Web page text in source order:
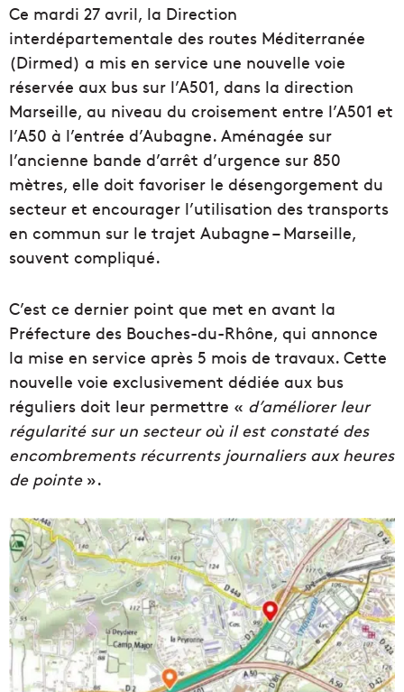
Ce mardi 27 avril, la Direction
interdépartementale des routes Méditerranée
(Dirmed) a mis en service une nouvelle voie
réservée aux bus sur l’A501, dans la direction
Marseille, au niveau du croisement entre l’A501 et
l’A50 à l’entrée d’Aubagne. Aménagée sur
l’ancienne bande d’arrêt d’urgence sur 850
mètres, elle doit favoriser le désengorgement du
secteur et encourager l’utilisation des transports
en commun sur le trajet Aubagne – Marseille,
souvent compliqué.
C’est ce dernier point que met en avant la
Préfecture des Bouches-du-Rhône, qui annonce
la mise en service après 5 mois de travaux. Cette
nouvelle voie exclusivement dédiée aux bus
réguliers doit leur permettre « d’améliorer leur
régularité sur un secteur où il est constaté des
encombrements récurrents journaliers aux heures
de pointe».